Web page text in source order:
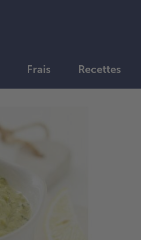
Frais Recettes